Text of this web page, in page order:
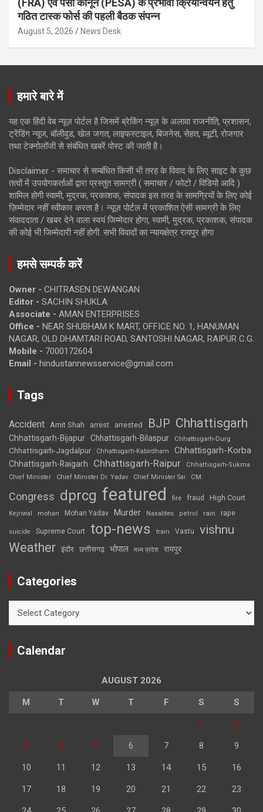
(FRA) एवं पेसा कानून (PESA) के प्रभावी क्रियान्वयन हेतु
गठित टास्क फोर्स की पहली बैठक संपन्न
August 5, 2026 News Desk
हमारे बारे में
यह एक हिंदी वेब न्यूज़ पोर्टल है जिसमें ब्रेकिंग न्यूज़ के अलावा राजनीति, प्रशासन,
ट्रेंडिंग न्यूज, बॉलीवुड, खेल जगत, लाइफस्टाइल, बिजनेस, सेहत, ब्यूटी, रोजगार
तथा टेक्नोलॉजी से संबंधित खबरें पोस्ट की जाती है।
Disclaimer - समाचार से सम्बंधित किसी भी तरह के विवाद के लिए साइट के कुछ
तत्वों में उपयोगकर्ताओं द्वारा प्रस्तुत सामग्री ( समाचार / फोटो / विडियो आदि )
शामिल होगी स्वामी, मुद्रक, प्रकाशक, संपादक इस तरह के सामग्रियों के लिए कोई
ज़िम्मेदार नहीं स्वीकार करता है। न्यूज़ पोर्टल में प्रकाशित ऐसी सामग्री के लिए
संवाददाता / खबर देने वाला स्वयं जिम्मेदार होगा, स्वामी, मुद्रक, प्रकाशक, संपादक
की कोई भी जिम्मेदारी नहीं होगी. सभी विवादों का न्यायक्षेत्र रायपुर होगा
हमसे सम्पर्क करें
Owner - CHITRASEN DEWANGAN
Editor - SACHIN SHUKLA
Associate - AMAN ENTERPRISES
Office - NEAR SHUBHAM K MART, OFFICE NO. 1, HANUMAN
NAGAR, OLD DHAMTARI ROAD, SANTOSHI NAGAR, RAIPUR C.G.
Mobile - 7000172604
Email - hindustannewsservice@gmail.com
Tags
Accident Amit Shah arrest arrested BJP Chhattisgarh
Chhattisgarh-Bijapur Chhattisgarh-Bilaspur Chhattisgarh-Durg
Chhattisgarh-Jagdalpur Chhattisgarh-Kabirdham Chhattisgarh-Korba
Chhattisgarh-Raigarh Chhattisgarh-Raipur
Chhattisgarh-Sukma
Chief Minister
Chief Minister Dr. Yadav Chief Minister Sai CM
Congress dprcg featured fire fraud High Court
Kejriwal mohan Mohan Yadav Murder Naxalites petrol rain rape
suicide Supreme Court top-news train Vastu vishnu
Weather इंदौर छत्तीसगढ़ भोपाल मध्य प्रदेश रायपुर
Categories
Calendar
AUGUST 2026
M T W T F S S
1 2
3 4 5 6 7 8 9
10 11 12 13 14 15 16
17 18 19 20 21 22 23